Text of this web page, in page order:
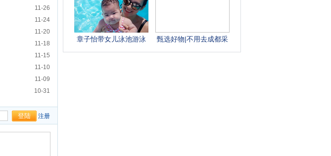
11-26
11-24
11-20
11-18
11-15
11-10
11-09
10-31
注册